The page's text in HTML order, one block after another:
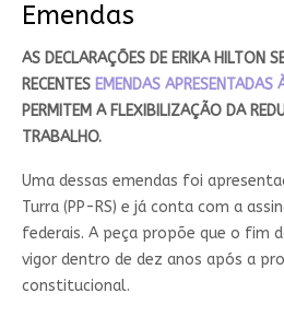
Emendas
AS DECLARAÇÕES DE ERIKA HILTON
RECENTES EMENDAS APRESENTADAS
PERMITEM A FLEXIBILIZAÇÃO DA
TRABALHO.
Uma dessas emendas foi
Turra (PP-RS) e já conta com a
federais. A peça propõe que o fim
vigor dentro de dez anos após a
constitucional.